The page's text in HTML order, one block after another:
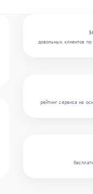
довольных клиентов
рейтинг сервиса на